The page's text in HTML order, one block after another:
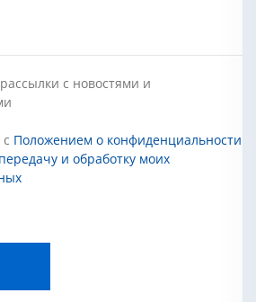
с новостями и
Положением о конфиденциальности
и обработку моих